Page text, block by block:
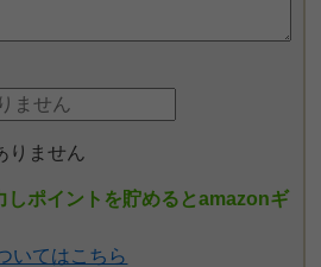
りません
しポイントを貯めるとamazonギ
いてはこちら